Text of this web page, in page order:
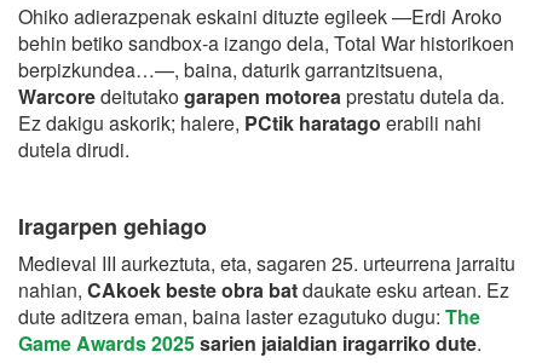
Ohiko adierazpenak eskaini dituzte egileek —Erdi Aroko
behin betiko sandbox-a izango dela, Total War historikoen
berpizkundea…—, baina, daturik garrantzitsuena,
Warcoredeitutakogarapen motorea prestatu dutela da.
Ez dakigu askorik; halere, PCtik haratago erabili nahi
dutela dirudi.
Iragarpen gehiago
Medieval III aurkeztuta, eta, sagaren 25. urteurrena jarraitu
nahian, CAkoek beste obra batdaukate esku artean. Ez
dute aditzera eman, baina laster ezagutuko dugu: The
Game Awards 2025sarien jaialdian iragarriko dute.